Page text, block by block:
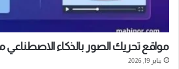
مواقع تحريك الصور بالذكاء الاصطناعي
يناير 19, 2026